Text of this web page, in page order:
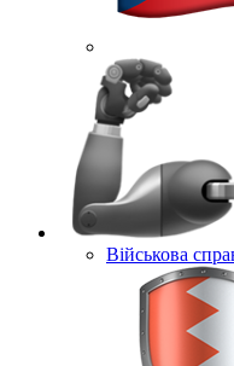
Військова